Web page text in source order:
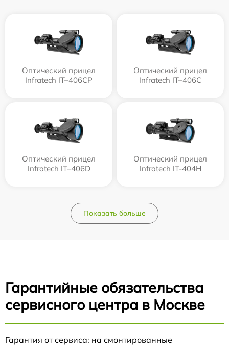
Оптический прицел
Infratech IT–406СP
Оптический прицел
Infratech IT–406С
Оптический прицел
Infratech IT–406D
Оптический прицел
Infratech IT-404H
Показать больше
Гарантийные обязательства
сервисного центра в Москве
Гарантия от сервиса: на смонтированные